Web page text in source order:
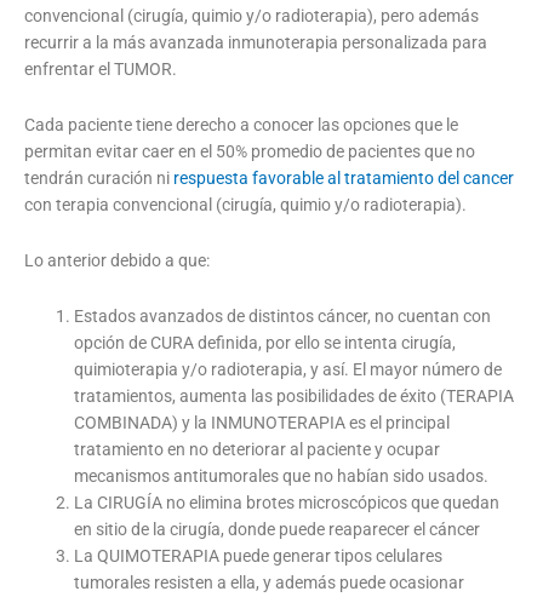
convencional (cirugía, quimio y/o radioterapia), pero además
recurrir a la más avanzada inmunoterapia personalizada para
enfrentar el TUMOR.
Cada paciente tiene derecho a conocer las opciones que le
permitan evitar caer en el 50% promedio de pacientes que no
tendrán curación ni respuesta favorable al tratamiento del cancer
con terapia convencional (cirugía, quimio y/o radioterapia).
Lo anterior debido a que:
Estados avanzados de distintos cáncer, no cuentan con
opción de CURA definida, por ello se intenta cirugía,
quimioterapia y/o radioterapia, y así. El mayor número de
tratamientos, aumenta las posibilidades de éxito (TERAPIA
COMBINADA) y la INMUNOTERAPIA es el principal
tratamiento en no deteriorar al paciente y ocupar
mecanismos antitumorales que no habían sido usados.
La CIRUGÍA no elimina brotes microscópicos que quedan
en sitio de la cirugía, donde puede reaparecer el cáncer
La QUIMOTERAPIA puede generar tipos celulares
tumorales resisten a ella, y además puede ocasionar